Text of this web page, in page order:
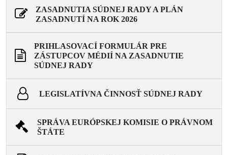
ZASADNUTIA SÚDNEJ RADY A PLÁN
ZASADNUTÍ NA ROK 2026
PRIHLASOVACÍ FORMULÁR PRE
ZÁSTUPCOV MÉDIÍ NA ZASADNUTIE
SÚDNEJ RADY
LEGISLATÍVNA ČINNOSŤ SÚDNEJ RADY
SPRÁVA EURÓPSKEJ KOMISIE O PRÁVNOM
ŠTÁTE